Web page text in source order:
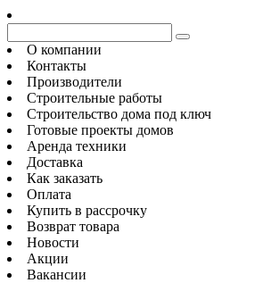
О компании
Контакты
Производители
Строительные работы
Строительство дома под ключ
Готовые проекты домов
Аренда техники
Доставка
Как заказать
Оплата
Купить в рассрочку
Возврат товара
Новости
Акции
Вакансии